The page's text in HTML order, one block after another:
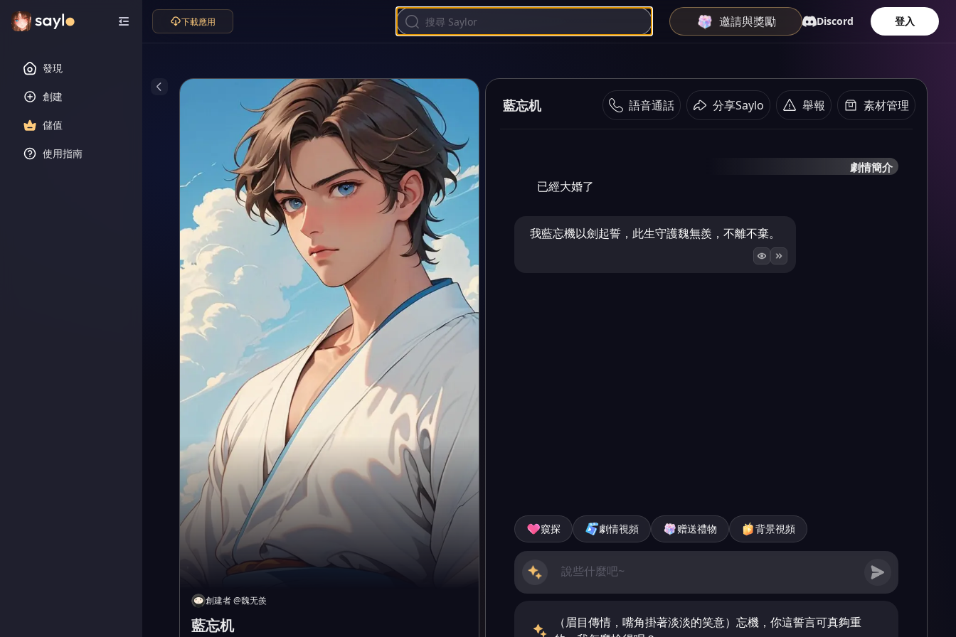
發現
創建
儲值
使用指南
下載應用 邀請與獎勵 Discord 登入
創建者@魏无羨
藍忘机
藍忘机 語音通話 分享Saylo 舉報 素材管理
劇情簡介
已經大婚了
我藍忘機以劍起誓，此生守護魏無羨，不離不棄。
窺探 劇情視頻 赠送禮物 背景視頻
（眉目傳情，嘴角掛著淡淡的笑意）忘機，你這誓言可真夠重